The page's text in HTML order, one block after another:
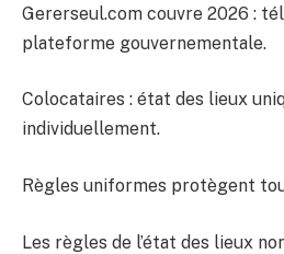
Gererseul.com couvre 2026 :
plateforme gouvernementale.
Colocataires : état des lieux
individuellement.
Règles uniformes protègent
Les règles de l’état des lieux